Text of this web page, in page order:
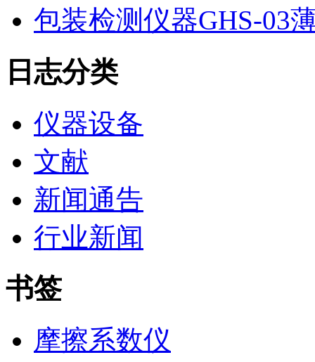
包装检测仪器GHS-03
日志分类
仪器设备
文献
新闻通告
行业新闻
书签
摩擦系数仪